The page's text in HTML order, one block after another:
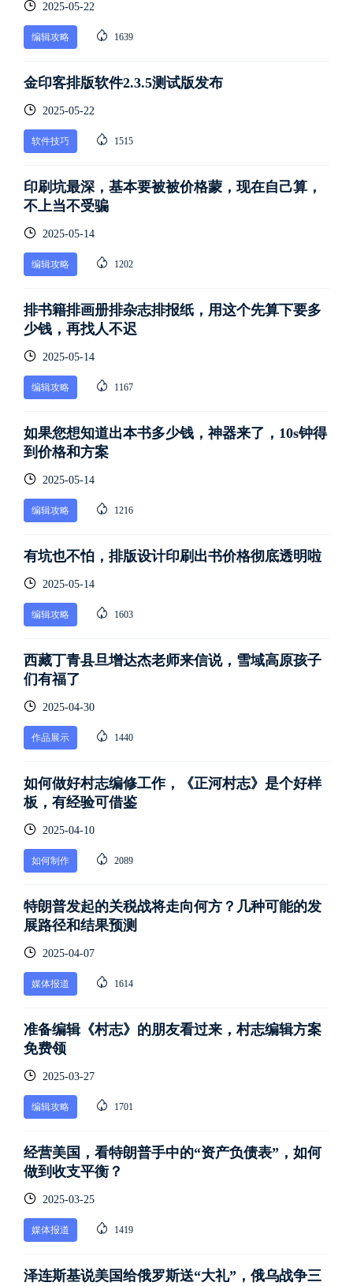
2025-05-22
编辑攻略 1639
金印客排版软件2.3.5测试版发布
2025-05-22
软件技巧 1515
印刷坑最深，基本要被被价格蒙，现在自己算，
不上当不受骗
2025-05-14
编辑攻略 1202
排书籍排画册排杂志排报纸，用这个先算下要多
少钱，再找人不迟
2025-05-14
编辑攻略 1167
如果您想知道出本书多少钱，神器来了，10s钟得
到价格和方案
2025-05-14
编辑攻略 1216
有坑也不怕，排版设计印刷出书价格彻底透明啦
2025-05-14
编辑攻略 1603
西藏丁青县旦增达杰老师来信说，雪域高原孩子
们有福了
2025-04-30
作品展示 1440
如何做好村志编修工作，《正河村志》是个好样
板，有经验可借鉴
2025-04-10
如何制作 2089
特朗普发起的关税战将走向何方？几种可能的发
展路径和结果预测
2025-04-07
媒体报道 1614
准备编辑《村志》的朋友看过来，村志编辑方案
免费领
2025-03-27
编辑攻略 1701
经营美国，看特朗普手中的“资产负债表”，如何
做到收支平衡？
2025-03-25
媒体报道 1419
泽连斯基说美国给俄罗斯送“大礼”，俄乌战争三